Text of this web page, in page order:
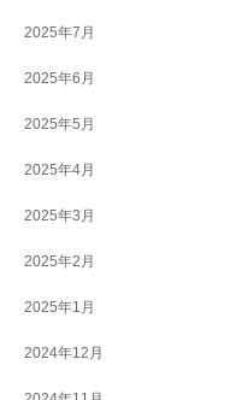
2025年7月
2025年6月
2025年5月
2025年4月
2025年3月
2025年2月
2025年1月
2024年12月